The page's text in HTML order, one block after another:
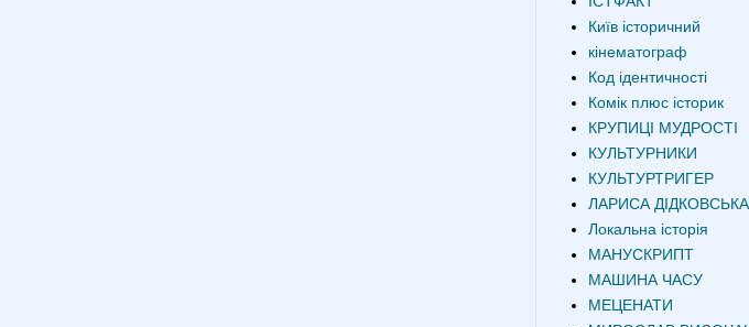
Київ історичний
кінематограф
Код ідентичності
Комік плюс історик
КРУПИЦІ МУДРОСТІ
КУЛЬТУРНИКИ
КУЛЬТУРТРИГЕР
ЛАРИСА ДІДКОВСЬКА
Локальна історія
МАНУСКРИПТ
МАШИНА ЧАСУ
МЕЦЕНАТИ